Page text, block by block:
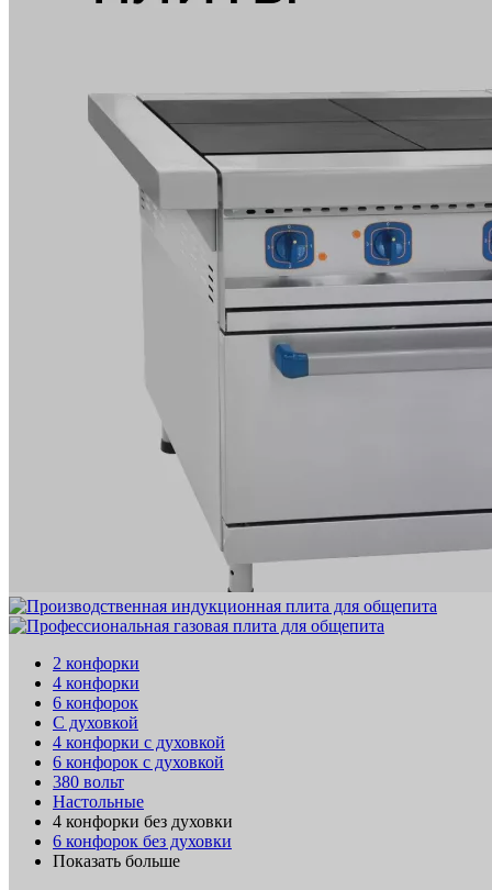
2 конфорки
4 конфорки
6 конфорок
C духовкой
4 конфорки с духовкой
6 конфорок с духовкой
380 вольт
Настольные
4 конфорки без духовки
6 конфорок без духовки
Показать больше